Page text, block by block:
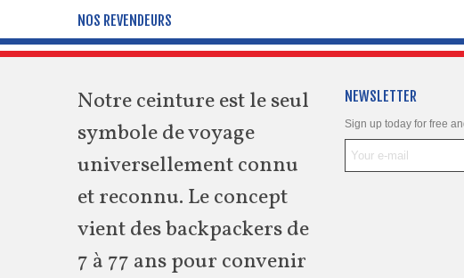
NOS REVENDEURS
Notre ceinture est le seul
symbole de voyage
universellement connu
et reconnu. Le concept
vient des backpackers de
7 à 77 ans pour convenir
NEWSLETTER
Sign up today for free